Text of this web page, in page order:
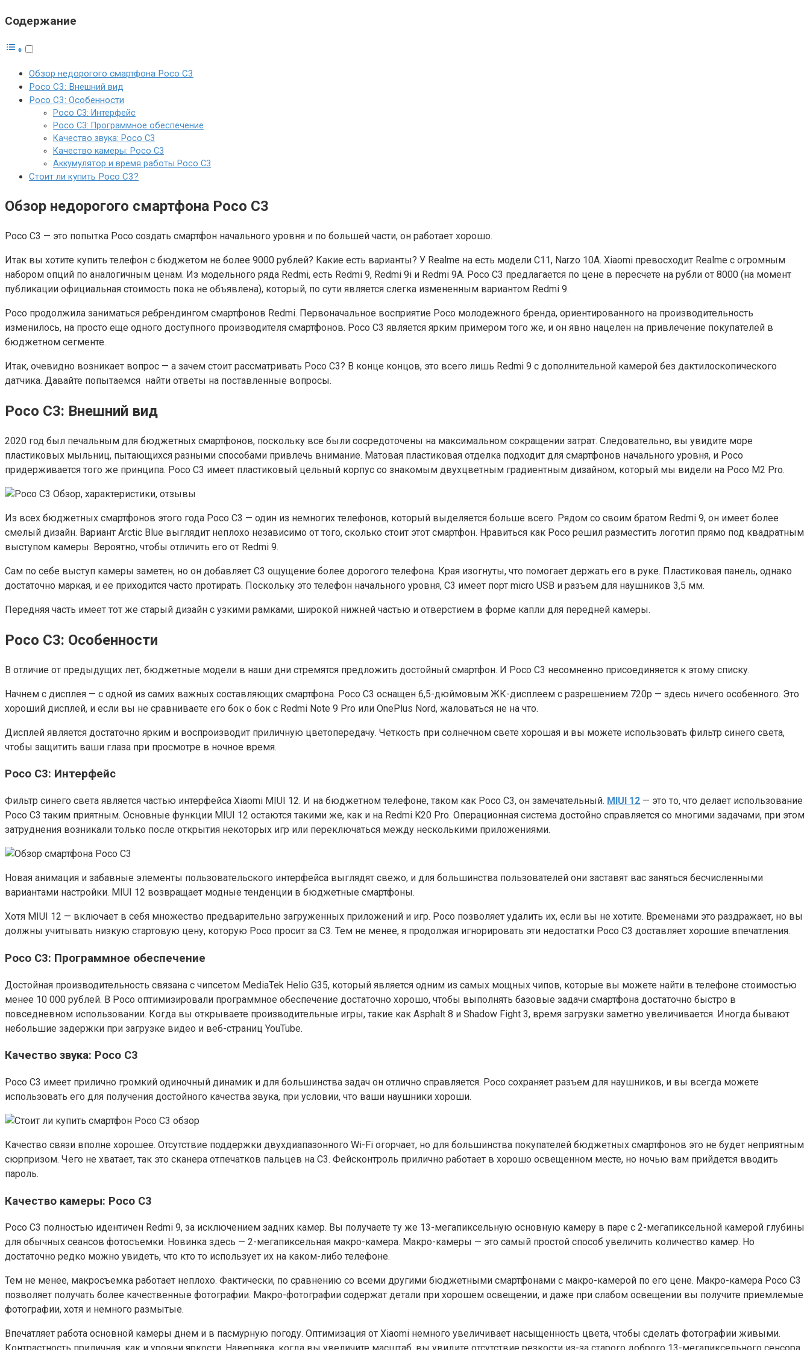
Содержание
Обзор недорогого смартфона Poco C3
Poco C3: Внешний вид
Poco C3: Особенности
Poco C3: Интерфейс
Poco C3: Программное обеспечение
Качество звука: Poco C3
Качество камеры: Poco C3
Аккумулятор и время работы Poco C3
Стоит ли купить Poco C3?
Обзор недорогого смартфона Poco C3
Poco C3 — это попытка Poco создать смартфон начального уровня и по большей части, он работает хорошо.
Итак вы хотите купить телефон с бюджетом не более 9000 рублей? Какие есть варианты? У Realme на есть модели C11, Narzo 10A. Xiaomi превосходит Realme с огромным
набором опций по аналогичным ценам. Из модельного ряда Redmi, есть Redmi 9, Redmi 9i и Redmi 9A. Poco C3 предлагается по цене в пересчете на рубли от 8000 (на момент
публикации официальная стоимость пока не объявлена), который, по сути является слегка измененным вариантом Redmi 9.
Poco продолжила заниматься ребрендингом смартфонов Redmi. Первоначальное восприятие Poco молодежного бренда, ориентированного на производительность
изменилось, на просто еще одного доступного производителя смартфонов. Poco C3 является ярким примером того же, и он явно нацелен на привлечение покупателей в
бюджетном сегменте.
Итак, очевидно возникает вопрос — а зачем стоит рассматривать Poco C3? В конце концов, это всего лишь Redmi 9 с дополнительной камерой без дактилоскопического
датчика. Давайте попытаемся найти ответы на поставленные вопросы.
Poco C3: Внешний вид
2020 год был печальным для бюджетных смартфонов, поскольку все были сосредоточены на максимальном сокращении затрат. Следовательно, вы увидите море
пластиковых мыльниц, пытающихся разными способами привлечь внимание. Матовая пластиковая отделка подходит для смартфонов начального уровня, и Poco
придерживается того же принципа. Poco C3 имеет пластиковый цельный корпус со знакомым двухцветным градиентным дизайном, который мы видели на Poco M2 Pro.
Из всех бюджетных смартфонов этого года Poco C3 — один из немногих телефонов, который выделяется больше всего. Рядом со своим братом Redmi 9, он имеет более
смелый дизайн. Вариант Arctic Blue выглядит неплохо независимо от того, сколько стоит этот смартфон. Нравиться как Poco решил разместить логотип прямо под квадратным
выступом камеры. Вероятно, чтобы отличить его от Redmi 9.
Сам по себе выступ камеры заметен, но он добавляет C3 ощущение более дорогого телефона. Края изогнуты, что помогает держать его в руке. Пластиковая панель, однако
достаточно маркая, и ее приходится часто протирать. Поскольку это телефон начального уровня, C3 имеет порт micro USB и разъем для наушников 3,5 мм.
Передняя часть имеет тот же старый дизайн с узкими рамками, широкой нижней частью и отверстием в форме капли для передней камеры.
Poco C3: Особенности
В отличие от предыдущих лет, бюджетные модели в наши дни стремятся предложить достойный смартфон. И Poco C3 несомненно присоединяется к этому списку.
Начнем с дисплея — с одной из самих важных составляющих смартфона. Poco C3 оснащен 6,5-дюймовым ЖК-дисплеем с разрешением 720p — здесь ничего особенного. Это
хороший дисплей, и если вы не сравниваете его бок о бок с Redmi Note 9 Pro или OnePlus Nord, жаловаться не на что.
Дисплей является достаточно ярким и воспроизводит приличную цветопередачу. Четкость при солнечном свете хорошая и вы можете использовать фильтр синего света,
чтобы защитить ваши глаза при просмотре в ночное время.
Poco C3: Интерфейс
Фильтр синего света является частью интерфейса Xiaomi MIUI 12. И на бюджетном телефоне, таком как Poco C3, он замечательный. MIUI 12 — это то, что делает использование
Poco C3 таким приятным. Основные функции MIUI 12 остаются такими же, как и на Redmi K20 Pro. Операционная система достойно справляется со многими задачами, при этом
затруднения возникали только после открытия некоторых игр или переключаться между несколькими приложениями.
Новая анимация и забавные элементы пользовательского интерфейса выглядят свежо, и для большинства пользователей они заставят вас заняться бесчисленными
вариантами настройки. MIUI 12 возвращает модные тенденции в бюджетные смартфоны.
Хотя MIUI 12 — включает в себя множество предварительно загруженных приложений и игр. Poco позволяет удалить их, если вы не хотите. Временами это раздражает, но вы
должны учитывать низкую стартовую цену, которую Poco просит за C3. Тем не менее, я продолжая игнорировать эти недостатки Poco C3 доставляет хорошие впечатления.
Poco C3: Программное обеспечение
Достойная производительность связана с чипсетом MediaTek Helio G35, который является одним из самых мощных чипов, которые вы можете найти в телефоне стоимостью
менее 10 000 рублей. В Poco оптимизировали программное обеспечение достаточно хорошо, чтобы выполнять базовые задачи смартфона достаточно быстро в
повседневном использовании. Когда вы открываете производительные игры, такие как Asphalt 8 и Shadow Fight 3, время загрузки заметно увеличивается. Иногда бывают
небольшие задержки при загрузке видео и веб-страниц YouTube.
Качество звука: Poco C3
Poco C3 имеет прилично громкий одиночный динамик и для большинства задач он отлично справляется. Poco сохраняет разъем для наушников, и вы всегда можете
использовать его для получения достойного качества звука, при условии, что ваши наушники хороши.
Качество связи вполне хорошее. Отсутствие поддержки двухдиапазонного Wi-Fi огорчает, но для большинства покупателей бюджетных смартфонов это не будет неприятным
сюрпризом. Чего не хватает, так это сканера отпечатков пальцев на C3. Фейсконтроль прилично работает в хорошо освещенном месте, но ночью вам прийдется вводить
пароль.
Качество камеры: Poco C3
Poco C3 полностью идентичен Redmi 9, за исключением задних камер. Вы получаете ту же 13-мегапиксельную основную камеру в паре с 2-мегапиксельной камерой глубины
для обычных сеансов фотосъемки. Новинка здесь — 2-мегапиксельная макро-камера. Макро-камеры — это самый простой способ увеличить количество камер. Но
достаточно редко можно увидеть, что кто то использует их на каком-либо телефоне.
Тем не менее, макросъемка работает неплохо. Фактически, по сравнению со всеми другими бюджетными смартфонами с макро-камерой по его цене. Макро-камера Poco C3
позволяет получать более качественные фотографии. Макро-фотографии содержат детали при хорошем освещении, и даже при слабом освещении вы получите приемлемые
фотографии, хотя и немного размытые.
Впечатляет работа основной камеры днем ​​и в пасмурную погоду. Оптимизация от Xiaomi немного увеличивает насыщенность цвета, чтобы сделать фотографии живыми.